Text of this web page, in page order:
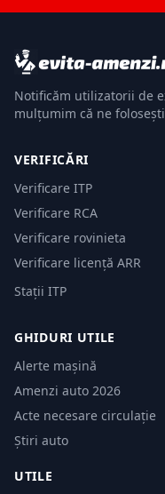
Notificăm utilizatorii de
mulțumim că ne
VERIFICĂRI
Verificare ITP
Verificare RCA
Verificare rovinieta
Verificare licență ARR
Stații ITP
GHIDURI UTILE
Alerte mașină
Amenzi auto 2026
Acte necesare circulație
Știri auto
UTILE